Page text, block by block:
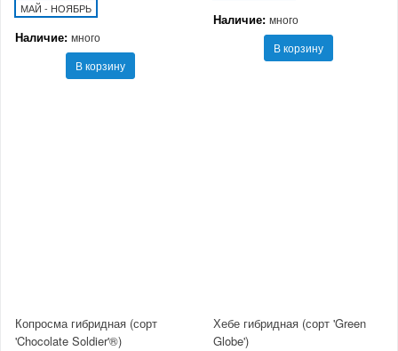
МАЙ - НОЯБРЬ
Наличие: много
В корзину
Наличие: много
В корзину
Копросма гибридная (сорт
'Chocolate Soldier'®)
Хебе гибридная (сорт 'Green
Globe')